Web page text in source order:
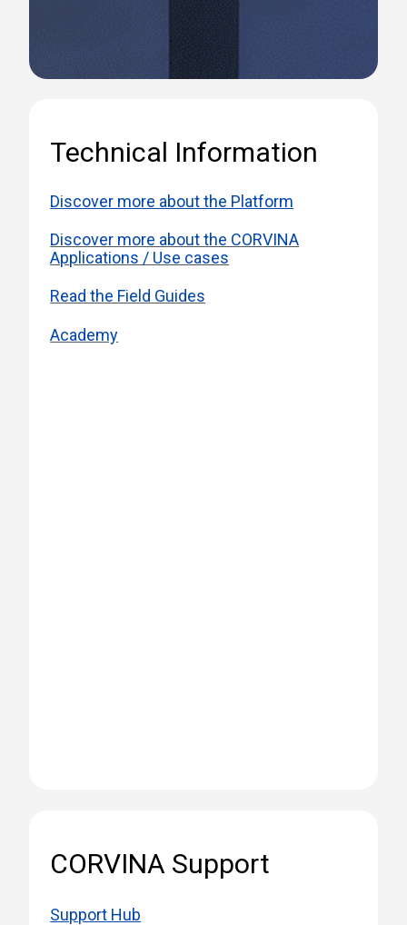
Technical Information
Discover more about the Platform
Discover more about the CORVINA
Applications / Use cases
Read the Field Guides
Academy
CORVINA Support
Support Hub